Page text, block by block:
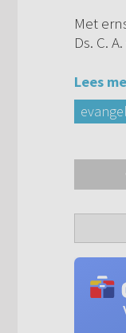
Met
Ds. C.
Lees